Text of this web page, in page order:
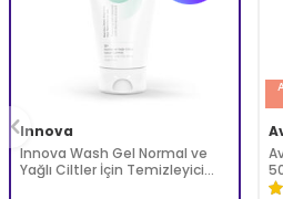
Innova
Innova Wash Gel Normal ve
Yağlı Ciltler İçin Temizleyici